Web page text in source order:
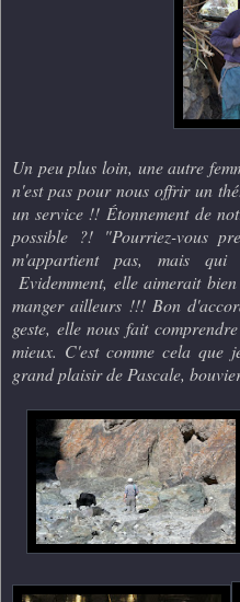
Un peu plus loin, une autre
n'est pas pour nous offrir un
un service !! Étonnement de
possible ?! "Pourriez-vous
m'appartient pas, mais
Evidemment, elle aimerait
manger ailleurs !!! Bon
geste, elle nous fait
mieux. C'est comme cela
grand plaisir de Pascale,